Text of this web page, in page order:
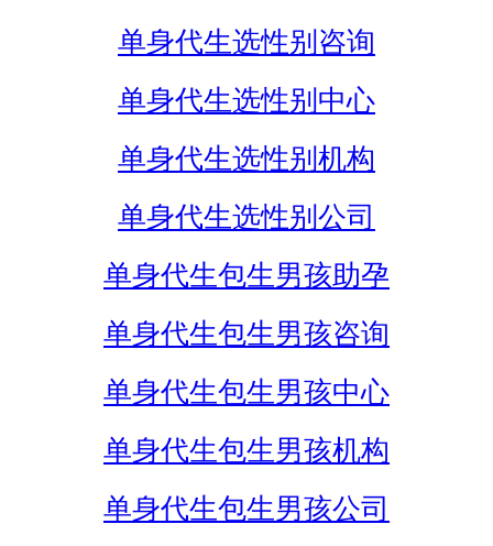
单身代生选性别咨询
单身代生选性别中心
单身代生选性别机构
单身代生选性别公司
单身代生包生男孩助孕
单身代生包生男孩咨询
单身代生包生男孩中心
单身代生包生男孩机构
单身代生包生男孩公司